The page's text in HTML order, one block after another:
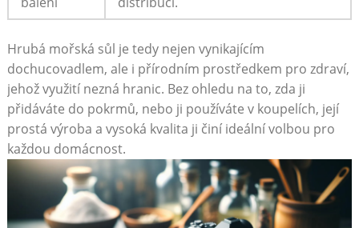
Hrubá mořská sůl je tedy nejen vynikajícím
dochucovadlem, ale i přírodním​ prostředkem pro‍ zdraví,
jehož využití nezná hranic. Bez ohledu na to, zda ji
přidáváte do pokrmů, nebo ji používáte‍ v koupelích, její
prostá výroba a vysoká kvalita ji činí ideální volbou pro
každou domácnost.